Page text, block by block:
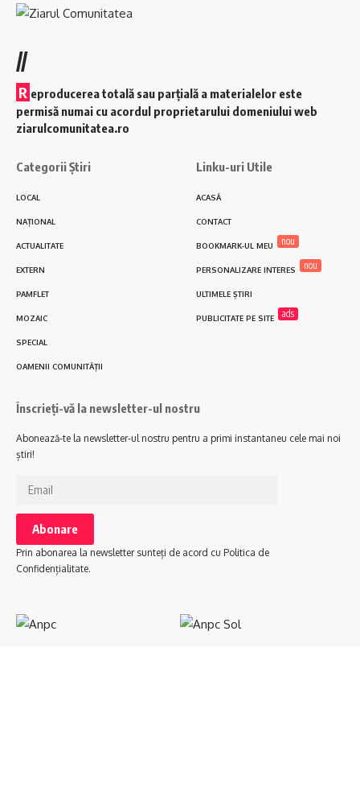
//
R eproducerea totală sau parțială a materialelor este
permisă numai cu acordul proprietarului domeniului web
ziarulcomunitatea.ro
Categorii Știri
LOCAL
NAȚIONAL
ACTUALITATE
EXTERN
PAMFLET
MOZAIC
SPECIAL
OAMENII COMUNITĂȚII
Linku-uri Utile
ACASĂ
CONTACT
BOOKMARK-UL MEU nou
PERSONALIZARE INTERES nou
ULTIMELE ȘTIRI
PUBLICITATE PE SITE ads
Înscrieți-vă la newsletter-ul nostru
Abonează-te la newsletter-ul nostru pentru a primi instantaneu cele mai noi
știri!
Prin abonarea la newsletter sunteți de acord cu Politica de
Confidențialitate.